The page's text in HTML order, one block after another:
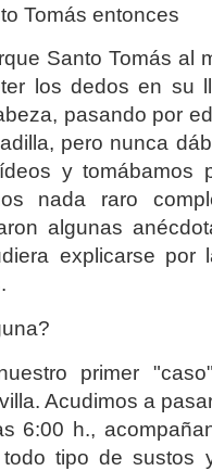
Tomás entonces
Santo Tomás al
los dedos en su
pasando por
pero nunca
y tomábamos
nada raro
algunas
explicarse por
primer
Acudimos a
6:00 h.,
tipo de sustos